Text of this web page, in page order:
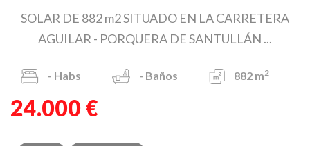
SOLAR DE 882 m2 SITUADO EN LA CARRETERA
AGUILAR - PORQUERA DE SANTULLÁN ...
- Habs - Baños 882 m2
24.000 €